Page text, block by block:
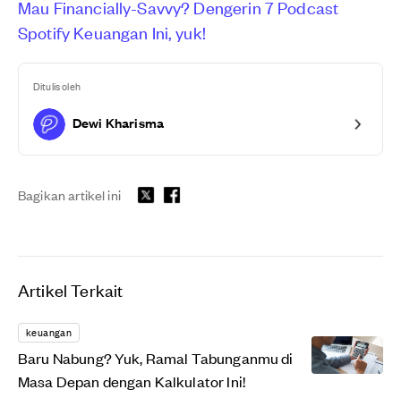
Mau Financially-Savvy? Dengerin 7 Podcast
Spotify Keuangan Ini, yuk!
Ditulis oleh
Dewi Kharisma
Bagikan artikel ini
Artikel Terkait
keuangan
Baru Nabung? Yuk, Ramal Tabunganmu di
Masa Depan dengan Kalkulator Ini!